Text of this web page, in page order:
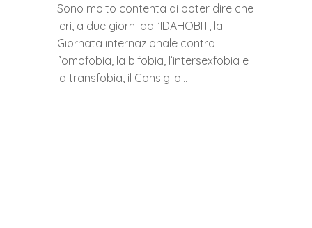
Sono molto contenta di poter dire che
ieri, a due giorni dall’IDAHOBIT, la
Giornata internazionale contro
l’omofobia, la bifobia, l’intersexfobia e
la transfobia, il Consiglio…